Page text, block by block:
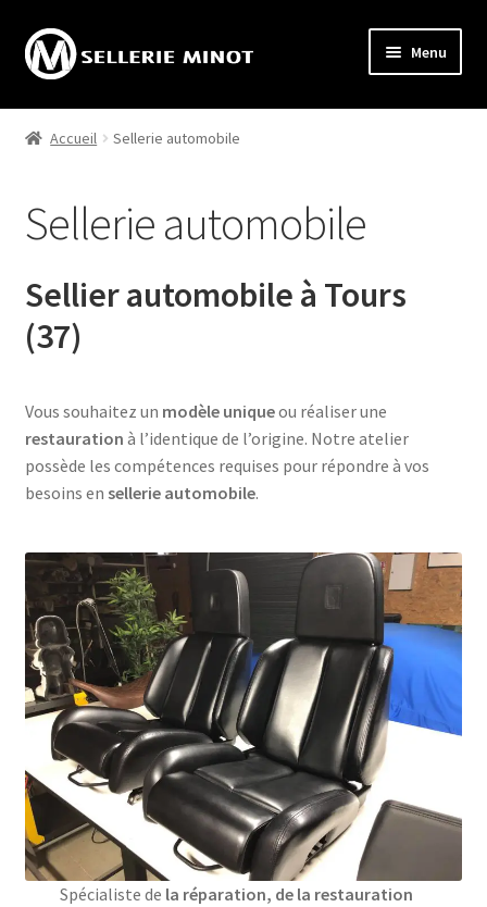
Aller
à
Aller
au
Menu
Accueil
L’automobile
La moto
Les utilitaires
La tapisserie
Distributeur RECARO
Consultant
Échappées Tourangelles®
Boutique internet
Ouvrir
enfant
Réalisations
Échappées Tourangelles®
Accueil Sellerie automobile
Sellerie automobile
Sellier automobile à Tours
(37)
Vous souhaitez un modèle uniqueou réaliser une
restauration à l’identique de l’origine. Notre atelier
possède les compétences requises pour répondre à vos
besoins en sellerie automobile.
Spécialiste de la réparation, de la restauration